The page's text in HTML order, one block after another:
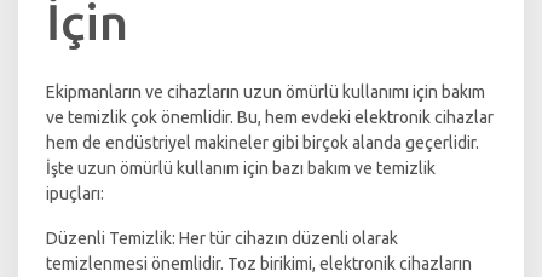
İçin
Ekipmanların ve cihazların uzun ömürlü kullanımı için bakım
ve temizlik çok önemlidir. Bu, hem evdeki elektronik cihazlar
hem de endüstriyel makineler gibi birçok alanda geçerlidir.
İşte uzun ömürlü kullanım için bazı bakım ve temizlik
ipuçları:
Düzenli Temizlik: Her tür cihazın düzenli olarak
temizlenmesi önemlidir. Toz birikimi, elektronik cihazların